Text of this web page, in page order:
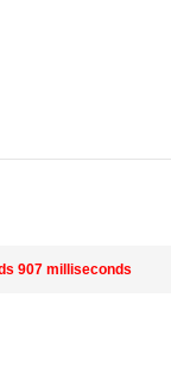
907 milliseconds